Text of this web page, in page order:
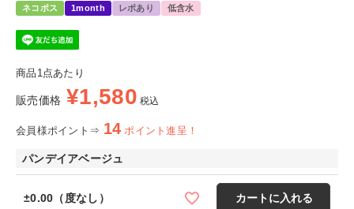
ネコポス 1month レポあり 低含水
商品1点あたり
販売価格 ¥1,580 税込
会員様ポイント⇒ 14 ポイント進呈！
パンデイアベージュ
±0.00（度なし） カートに入れる